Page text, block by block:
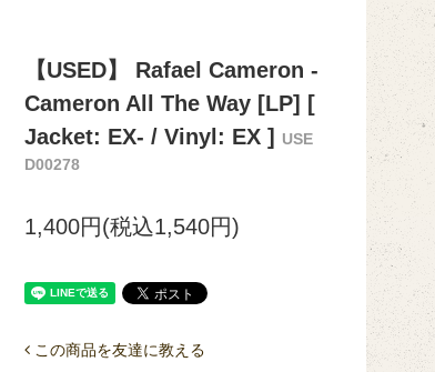
【USED】 Rafael Cameron -
Cameron All The Way [LP] [
Jacket: EX- / Vinyl: EX ]
USE
D00278
1,400円(税込1,540円)
この商品を友達に教える